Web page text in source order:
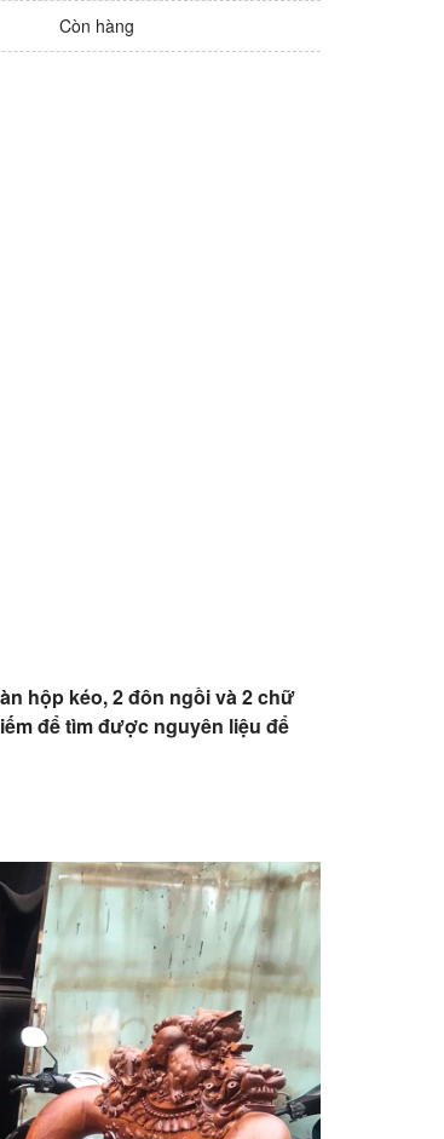
Còn hàng
hộp kéo, 2 đôn ngồi và 2 chữ
để tìm được nguyên liệu để